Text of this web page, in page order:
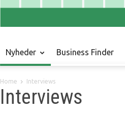
Nyheder Business Finder
Home Interviews
Interviews